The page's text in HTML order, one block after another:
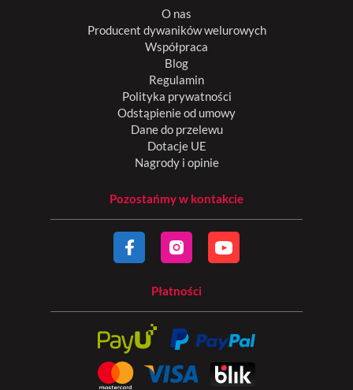
O nas
Producent dywaników welurowych
Współpraca
Blog
Regulamin
Polityka prywatności
Odstąpienie od umowy
Dane do przelewu
Dotacje UE
Nagrody i opinie
Pozostańmy w kontakcie
Płatności